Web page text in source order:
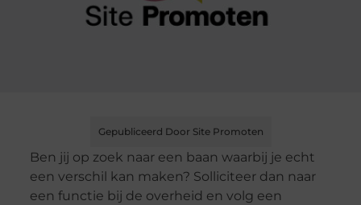
Gepubliceerd Door Site Promoten
Ben jij op zoek naar een baan waarbij je echt
een verschil kan maken? Solliciteer dan naar
een functie bij de overheid en volg een